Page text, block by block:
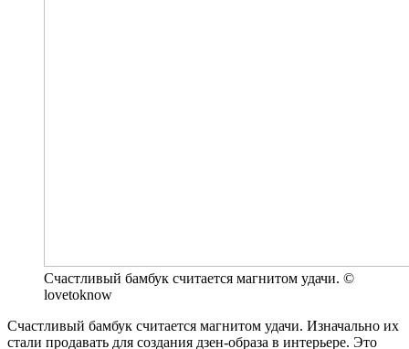
Счастливый бамбук считается магнитом удачи. ©
lovetoknow
Счастливый бамбук считается магнитом удачи. Изначально их
стали продавать для создания дзен-образа в интерьере. Это